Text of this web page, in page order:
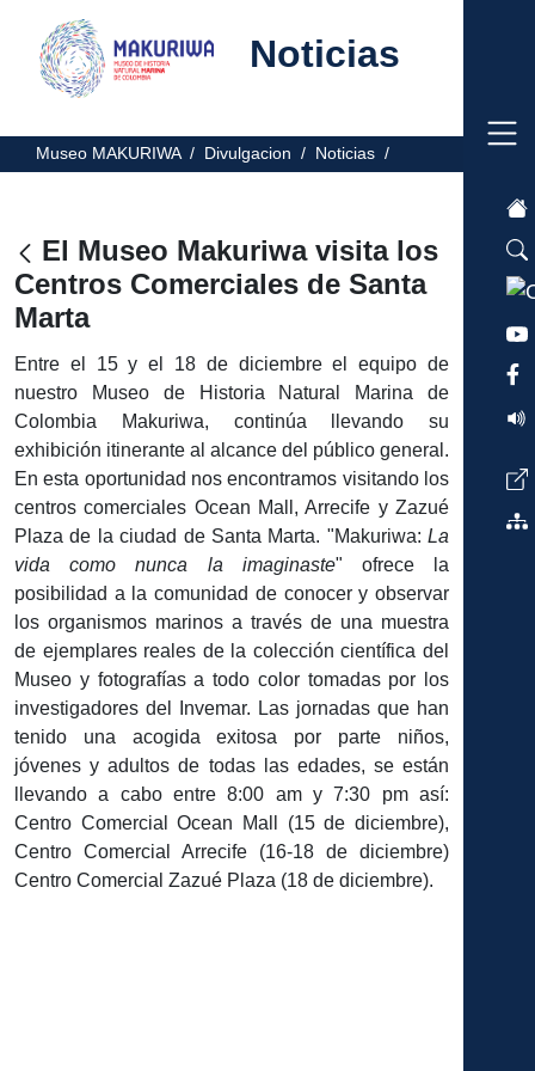
Noticias
Museo MAKURIWA / Divulgacion / Noticias /
El Museo Makuriwa visita los
Centros Comerciales de Santa
Marta
Entre el 15 y el 18 de diciembre el equipo de
nuestro Museo de Historia Natural Marina de
Colombia Makuriwa, continúa llevando su
exhibición itinerante al alcance del público general.
En esta oportunidad nos encontramos visitando los
centros comerciales Ocean Mall, Arrecife y Zazué
Plaza de la ciudad de Santa Marta. "Makuriwa: La
vida como nunca la imaginaste" ofrece la
posibilidad a la comunidad de conocer y observar
los organismos marinos a través de una muestra
de ejemplares reales de la colección científica del
Museo y fotografías a todo color tomadas por los
investigadores del Invemar. Las jornadas que han
tenido una acogida exitosa por parte niños,
jóvenes y adultos de todas las edades, se están
llevando a cabo entre 8:00 am y 7:30 pm así:
Centro Comercial Ocean Mall (15 de diciembre),
Centro Comercial Arrecife (16-18 de diciembre)
Centro Comercial Zazué Plaza (18 de diciembre).